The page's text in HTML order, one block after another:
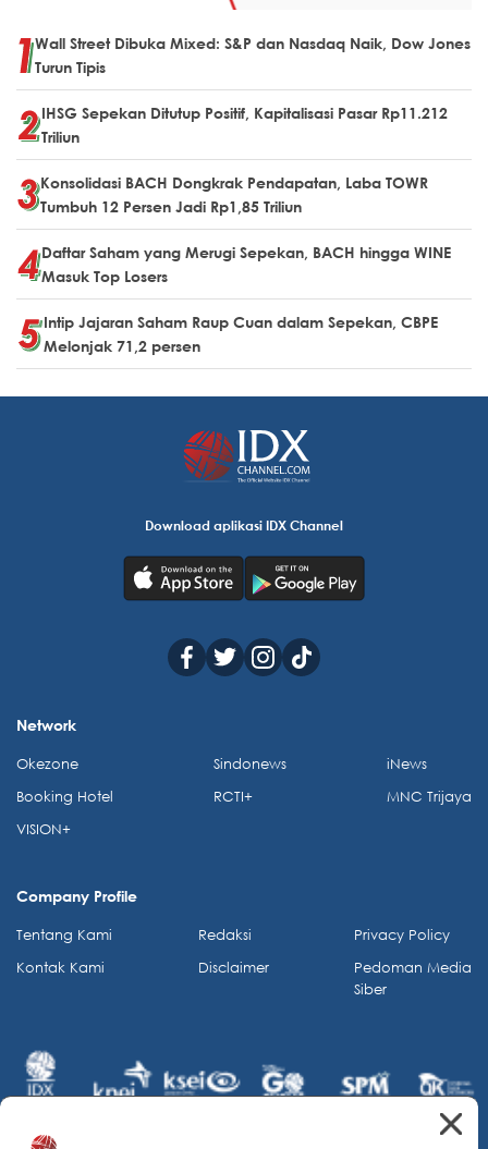
Wall Street Dibuka Mixed: S&P dan Nasdaq Naik, Dow Jones
Turun Tipis
IHSG Sepekan Ditutup Positif, Kapitalisasi Pasar Rp11.212
Triliun
Konsolidasi BACH Dongkrak Pendapatan, Laba TOWR
Tumbuh 12 Persen Jadi Rp1,85 Triliun
Daftar Saham yang Merugi Sepekan, BACH hingga WINE
Masuk Top Losers
Intip Jajaran Saham Raup Cuan dalam Sepekan, CBPE
Melonjak 71,2 persen
Download aplikasi IDX Channel
Network
Okezone
Booking Hotel
VISION+
Sindonews
RCTI+
iNews
MNC Trijaya
Company Profile
Tentang Kami
Kontak Kami
Redaksi
Disclaimer
Privacy Policy
Pedoman Media
Siber